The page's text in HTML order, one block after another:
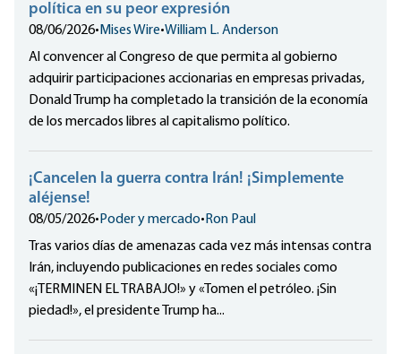
política en su peor expresión
08/06/2026• Mises Wire•William L. Anderson
Al convencer al Congreso de que permita al gobierno
adquirir participaciones accionarias en empresas privadas,
Donald Trump ha completado la transición de la economía
de los mercados libres al capitalismo político.
¡Cancelen la guerra contra Irán! ¡Simplemente
aléjense!
08/05/2026• Poder y mercado• Ron Paul
Tras varios días de amenazas cada vez más intensas contra
Irán, incluyendo publicaciones en redes sociales como
«¡TERMINEN EL TRABAJO!» y «Tomen el petróleo. ¡Sin
piedad!», el presidente Trump ha...